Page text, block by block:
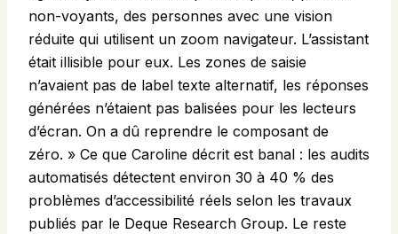
non-voyants, des personnes avec une vision
réduite qui utilisent un zoom navigateur. L’assistant
était illisible pour eux. Les zones de saisie
n’avaient pas de label texte alternatif, les réponses
générées n’étaient pas balisées pour les lecteurs
d’écran. On a dû reprendre le composant de
zéro. » Ce que Caroline décrit est banal : les audits
automatisés détectent environ 30 à 40 % des
problèmes d’accessibilité réels selon les travaux
publiés par le Deque Research Group. Le reste